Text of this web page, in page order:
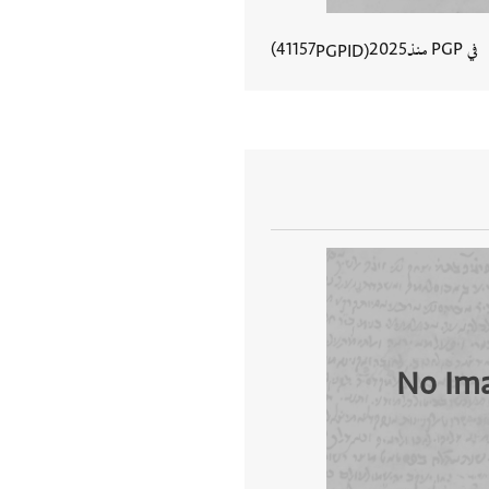
في PGP منذ 2025
PGPID
41157
No